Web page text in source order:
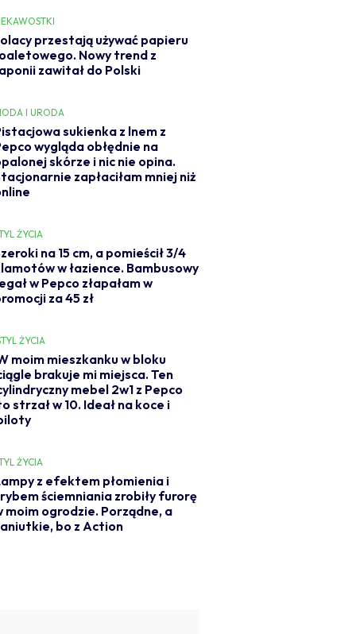
przestają używać papieru
Nowy trend z
zawitał do Polski
I URODA
sukienka z lnem z
wygląda obłędnie na
skórze i nic nie opina.
zapłaciłam mniej niż
ŻYCIA
na 15 cm, a pomieścił 3/4
w łazience. Bambusowy
w Pepco złapałam w
za 45 zł
ŻYCIA
moim mieszkanku w bloku
brakuje mi miejsca. Ten
mebel 2w1 z Pepco
strzał w 10. Ideał na koce i
ŻYCIA
z efektem płomienia i
ściemniania zrobiły furorę
moim ogrodzie. Porządne, a
bo z Action